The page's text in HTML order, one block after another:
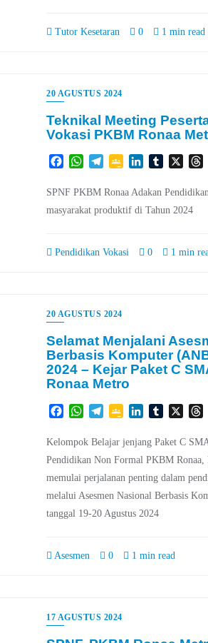
Tutor Kesetaran 0 1 min read
20 AGUSTUS 2024
Teknikal Meeting
Vokasi PKBM Ronaa
FacebookWhatsApp
TelegramGoogleLinkedInTumblr
X
SPNF PKBM Ronaa Adakan
masyarakat produktif di Tahun 2024
Pendidikan Vokasi 0 1 min
20 AGUSTUS 2024
Selamat Menjalani
Berbasis Komputer
2024 – Kejar Paket C
Ronaa Metro
FacebookWhatsApp
TelegramGoogleLinkedInTumblr
X
Kelompok Belajar jenjang Paket C
Pendidikan Non Formal PKBM Ronaa,
memulai perjalanan penting dalam
melalui Asesmen Nasional Berbasis
tanggal 19-20 Agustus 2024
Asesmen 0 1 min read
17 AGUSTUS 2024